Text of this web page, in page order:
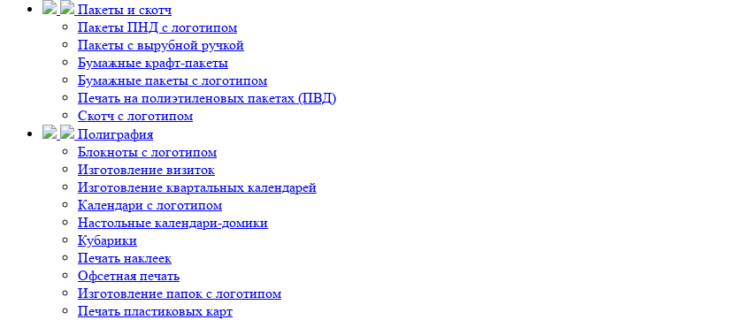
Пакеты и скотч
Пакеты ПНД с логотипом
Пакеты с вырубной ручкой
Бумажные крафт-пакеты
Бумажные пакеты с логотипом
Печать на полиэтиленовых пакетах (ПВД)
Скотч с логотипом
Полиграфия
Блокноты с логотипом
Изготовление визиток
Изготовление квартальных календарей
Календари с логотипом
Настольные календари-домики
Кубарики
Печать наклеек
Офсетная печать
Изготовление папок с логотипом
Печать пластиковых карт